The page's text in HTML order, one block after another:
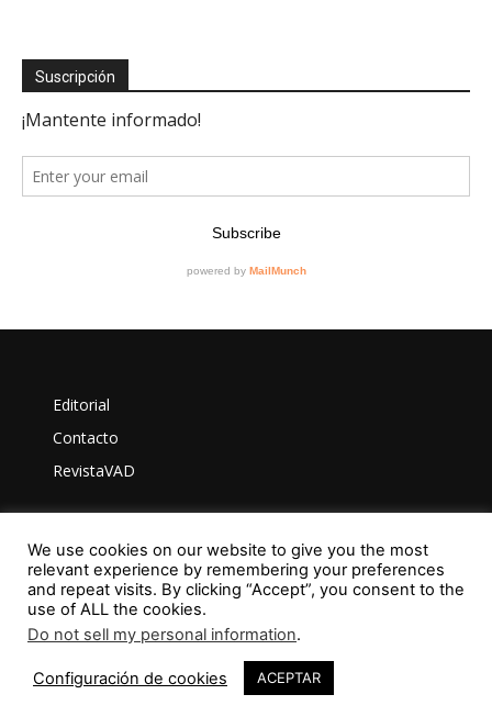
Suscripción
Editorial
Contacto
RevistaVAD
Aviso Legal
Privacidad
Política de Cookies
We use cookies on our website to give you the most
relevant experience by remembering your preferences
and repeat visits. By clicking “Accept”, you consent to the
use of ALL the cookies.
Do not sell my personal information.
Configuración de cookies ACEPTAR